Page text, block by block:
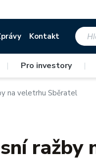
Kontakt
| Pro investory |
na veletrhu Sběratel
ražby